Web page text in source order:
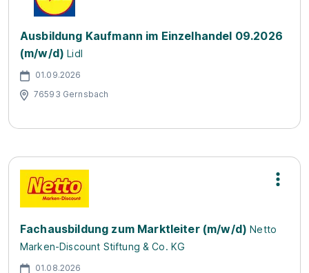
Ausbildung Kaufmann im Einzelhandel 09.2026
(m/w/d) Lidl
01.09.2026
76593 Gernsbach
Fachausbildung zum Marktleiter (m/w/d) Netto
Marken-Discount Stiftung & Co. KG
01.08.2026